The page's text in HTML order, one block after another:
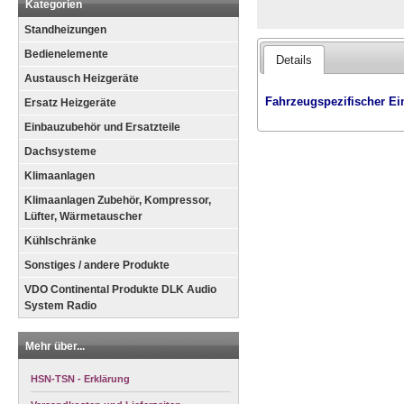
Details
Fahrzeugspezifischer
Kategorien
Standheizungen
Bedienelemente
Austausch Heizgeräte
Ersatz Heizgeräte
Einbauzubehör und Ersatzteile
Dachsysteme
Klimaanlagen
Klimaanlagen Zubehör, Kompressor,
Lüfter, Wärmetauscher
Kühlschränke
Sonstiges / andere Produkte
VDO Continental Produkte DLK Audio
System Radio
Mehr über...
HSN-TSN - Erklärung